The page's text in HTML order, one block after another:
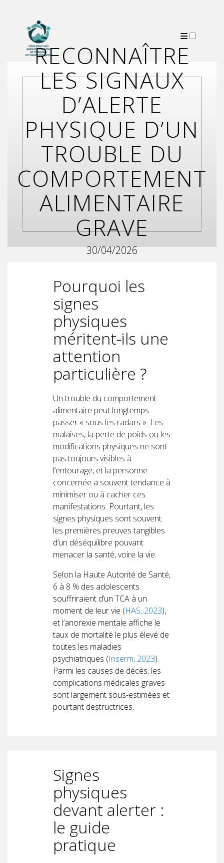
PUBLICATIONS
RECONNAÎTRE
LES SIGNAUX
D’ALERTE
PHYSIQUE D’UN
TROUBLE DU
COMPORTEMENT
ALIMENTAIRE
GRAVE
30/04/2026
Pourquoi les
signes
physiques
méritent-ils une
attention
particulière ?
Un trouble du comportement
alimentaire peut longtemps
passer « sous les radars ». Les
malaises, la perte de poids ou les
modifications physiques ne sont
pas toujours visibles à
l’entourage, et la personne
concernée a souvent tendance à
minimiser ou à cacher ces
manifestations. Pourtant, les
signes physiques sont souvent
les premières preuves tangibles
d’un déséquilibre pouvant
menacer la santé, voire la vie.
Selon la Haute Autorité de Santé,
6 à 8 % des adolescents
souffriraient d’un TCA à un
moment de leur vie (HAS, 2023),
et l’anorexie mentale affiche le
taux de mortalité le plus élevé de
toutes les maladies
psychiatriques (Inserm, 2023).
Parmi les causes de décès, les
complications médicales graves
sont largement sous-estimées et
pourtant destructrices.
Signes
physiques
devant alerter :
le guide
pratique